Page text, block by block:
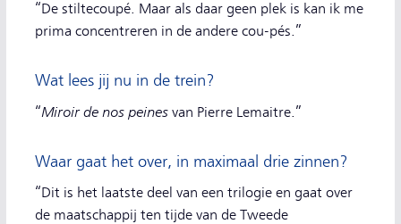
“De stiltecoupé. Maar als daar geen plek is kan ik me
prima concentreren in de andere cou-pés.”
Wat lees jij nu in de trein?
“Miroir de nos peines van Pierre Lemaitre.”
Waar gaat het over, in maximaal drie zinnen?
“Dit is het laatste deel van een trilogie en gaat over
de maatschappij ten tijde van de Tweede